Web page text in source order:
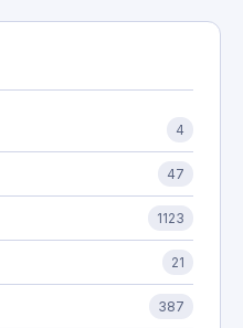
4
47
1123
21
387